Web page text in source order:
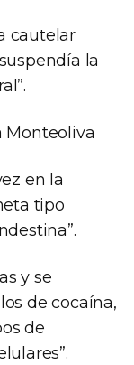
cautelar
la
Monteoliva
en la
tipo
y se
de cocaína,
de